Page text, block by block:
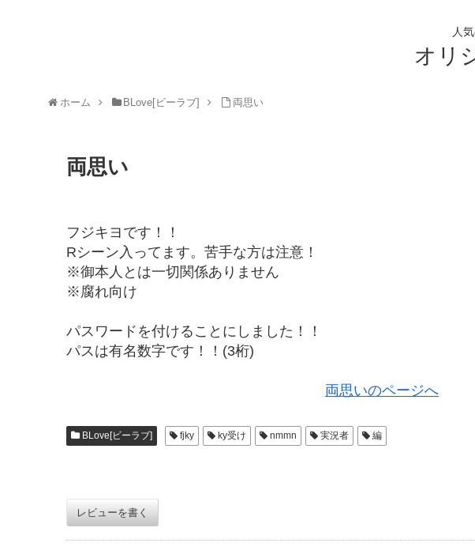
人
オリ
ホーム BLove[ビーラブ] 両思い
両思い
フジキヨです！！
Rシーン入ってます。苦手な方は注意！
※御本人とは一切関係ありません
※腐れ向け
パスワードを付けることにしました！！
パスは有名数字です！！(3桁)
両思いのページへ
BLove[ビーラブ] fjky ky受け nmmn 実況者 編
レビューを書く